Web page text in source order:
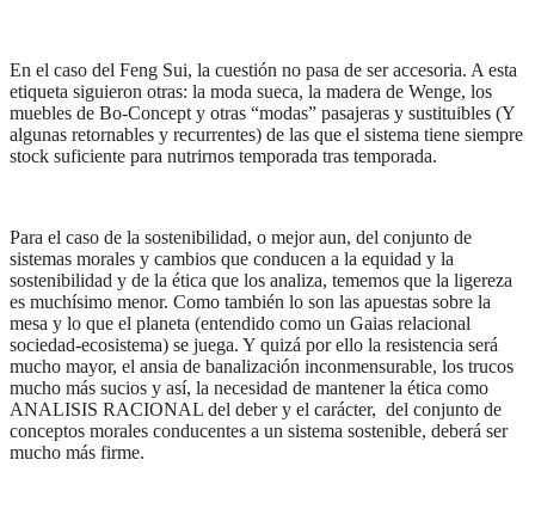
En el caso del Feng Sui, la cuestión no pasa de ser accesoria. A esta
etiqueta siguieron otras: la moda sueca, la madera de Wenge, los
muebles de Bo-Concept y otras “modas” pasajeras y sustituibles (Y
algunas retornables y recurrentes) de las que el sistema tiene siempre
stock suficiente para nutrirnos temporada tras temporada.
Para el caso de la sostenibilidad, o mejor aun, del conjunto de
sistemas morales y cambios que conducen a la equidad y la
sostenibilidad y de la ética que los analiza, tememos que la ligereza
es muchísimo menor. Como también lo son las apuestas sobre la
mesa y lo que el planeta (entendido como un Gaias relacional
sociedad-ecosistema) se juega. Y quizá por ello la resistencia será
mucho mayor, el ansia de banalización inconmensurable, los trucos
mucho más sucios y así, la necesidad de mantener la ética como
ANALISIS RACIONAL del deber y el carácter, del conjunto de
conceptos morales conducentes a un sistema sostenible, deberá ser
mucho más firme.